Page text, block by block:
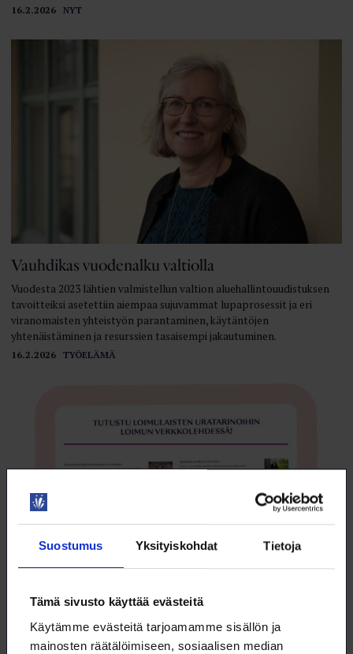
Suostumus Yksityiskohdat Tietoja
Tämä sivusto käyttää evästeitä
Käytämme evästeitä tarjoamamme sisällön ja
mainosten räätälöimiseen, sosiaalisen median
16.2.2026 NYT
16.2.2026 TYÖELÄMÄ
Vauhdikas vuodenalku valtiolla
Vuodesta 2023 lähtien valmistellun valtion aluehallintouudistuksen
tavoitteiksi asetettiin aiempaa sujuvammat lupaprosessit ja eri
viranomaisten yhteistyön parantaminen, käytäntöjen
yhtenäistäminen ja resurssien tasaisempi jakautuminen.
Keitä me olemme nyt?
Kokonaisjäsenmäärä noin 23 000, Agronomiliitosta siirtyi vuoden
alusta noin 5 300 jäsentä, eli Loimun jäsenmäärä kasvoi noin 30